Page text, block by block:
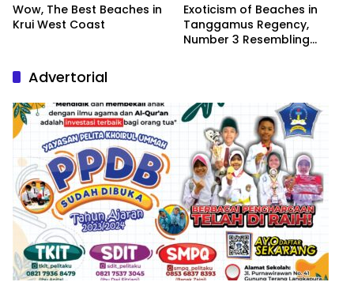
Wow, The Best Beaches in
Krui West Coast
Exoticism of Beaches in
Tanggamus Regency,
Number 3 Resembling
Advertorial